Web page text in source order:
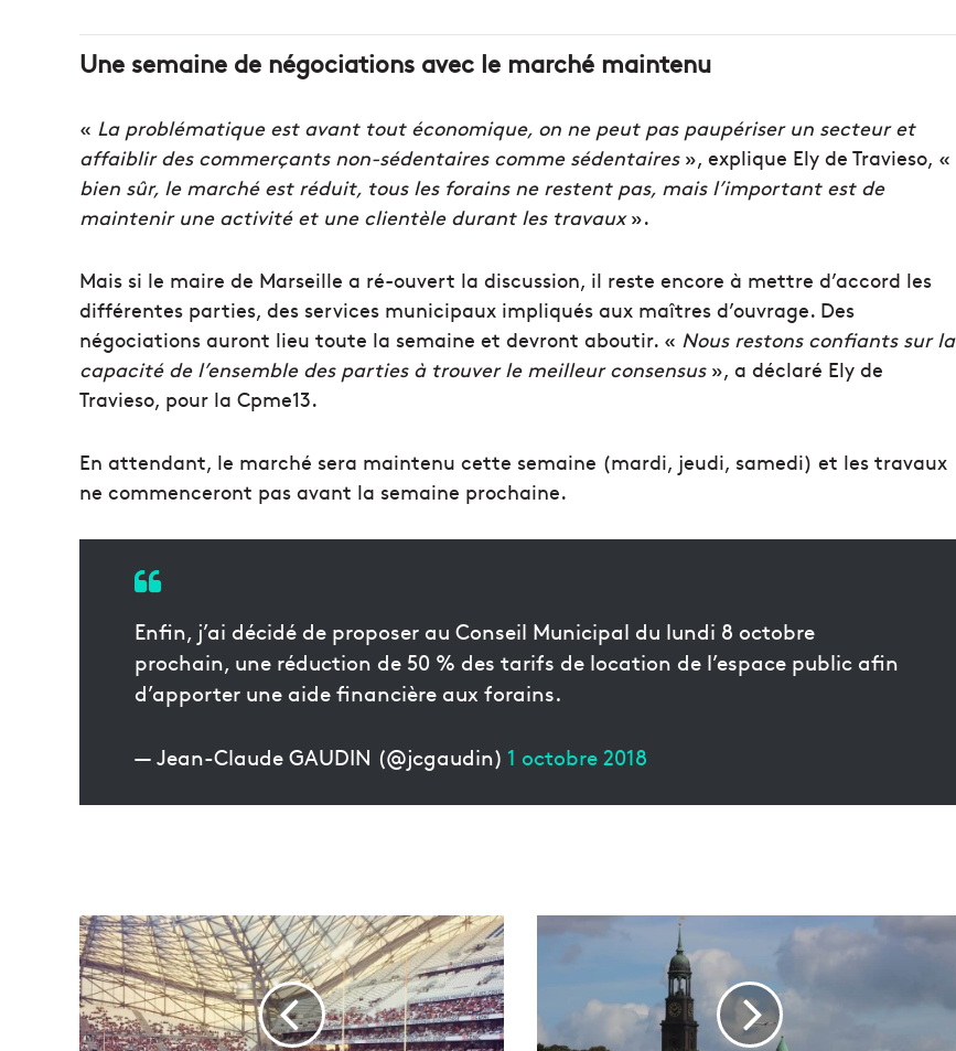
Une semaine de négociations avec le marché maintenu
« La problématique est avant tout économique, on ne peut pas paupériser un secteur et
affaiblir des commerçants non-sédentaires comme sédentaires», explique Ely de Travieso, «
bien sûr, le marché est réduit, tous les forains ne restent pas, mais l’important est de
maintenir une activité et une clientèle durant les travaux».
Mais si le maire de Marseille a ré-ouvert la discussion, il reste encore à mettre d’accord les
différentes parties, des services municipaux impliqués aux maîtres d’ouvrage. Des
négociations auront lieu toute la semaine et devront aboutir. « Nous restons confiants sur la
capacité de l’ensemble des parties à trouver le meilleur consensus», a déclaré Ely de
Travieso, pour la Cpme13.
En attendant, le marché sera maintenu cette semaine (mardi, jeudi, samedi) et les travaux
ne commenceront pas avant la semaine prochaine.
Enfin, j’ai décidé de proposer au Conseil Municipal du lundi 8 octobre
prochain, une réduction de 50 % des tarifs de location de l’espace public afin
d’apporter une aide financière aux forains.
— Jean-Claude GAUDIN (@jcgaudin) 1 octobre 2018
M
a
r
s
e
i
e
i